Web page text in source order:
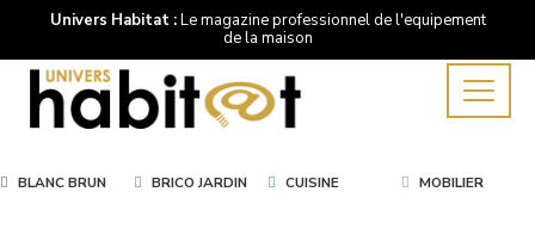
Univers Habitat :Le magazine professionnel de l'equipement
de la maison
BLANC BRUN BRICO JARDIN CUISINE MOBILIER